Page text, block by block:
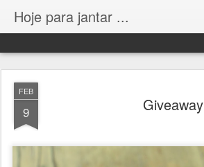
Hoje para jantar ...
FEB
9 Giveaway